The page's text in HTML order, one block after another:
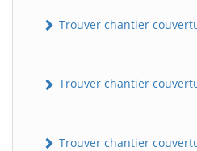
Trouver chantier
Trouver chantier
Trouver chantier